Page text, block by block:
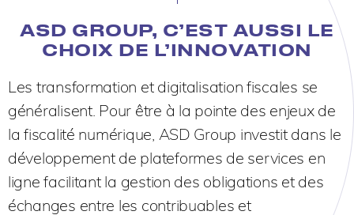
ASD GROUP, C’EST AUSSI LE
CHOIX DE L’INNOVATION
Les transformation et digitalisation fiscales se
généralisent. Pour être à la pointe des enjeux de
la fiscalité numérique, ASD Group investit dans le
développement de plateformes de services en
ligne facilitant la gestion des obligations et des
échanges entre les contribuables et